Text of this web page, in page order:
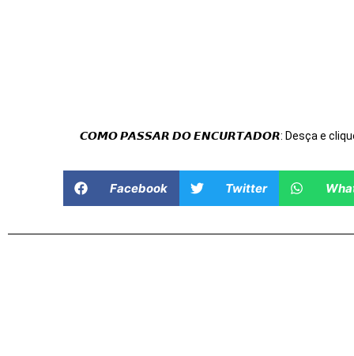
𝘾𝙊𝙈𝙊 𝙋𝘼𝙎𝙎𝘼𝙍 𝘿𝙊 𝙀𝙉𝘾𝙐𝙍𝙏𝘼𝘿𝙊𝙍: Desça e clique
Facebook Twitter